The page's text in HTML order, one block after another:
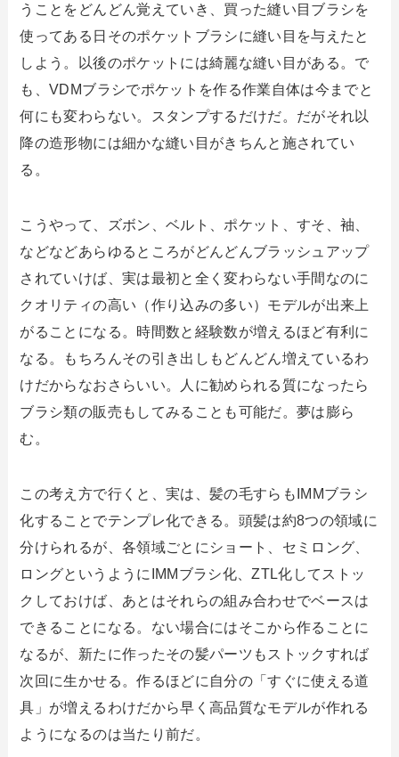
うことをどんどん覚えていき、買った縫い目ブラシを
使ってある日そのポケットブラシに縫い目を与えたと
しよう。以後のポケットには綺麗な縫い目がある。で
も、VDMブラシでポケットを作る作業自体は今までと
何にも変わらない。スタンプするだけだ。だがそれ以
降の造形物には細かな縫い目がきちんと施されてい
る。
こうやって、ズボン、ベルト、ポケット、すそ、袖、
などなどあらゆるところがどんどんブラッシュアップ
されていけば、実は最初と全く変わらない手間なのに
クオリティの高い（作り込みの多い）モデルが出来上
がることになる。時間数と経験数が増えるほど有利に
なる。もちろんその引き出しもどんどん増えているわ
けだからなおさらいい。人に勧められる質になったら
ブラシ類の販売もしてみることも可能だ。夢は膨ら
む。
この考え方で行くと、実は、髪の毛すらもIMMブラシ
化することでテンプレ化できる。頭髪は約8つの領域に
分けられるが、各領域ごとにショート、セミロング、
ロングというようにIMMブラシ化、ZTL化してストッ
クしておけば、あとはそれらの組み合わせでベースは
できることになる。ない場合にはそこから作ることに
なるが、新たに作ったその髪パーツもストックすれば
次回に生かせる。作るほどに自分の「すぐに使える道
具」が増えるわけだから早く高品質なモデルが作れる
ようになるのは当たり前だ。